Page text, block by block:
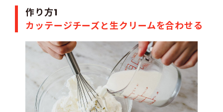
作り方1
カッテージチーズと生クリームを合わせる